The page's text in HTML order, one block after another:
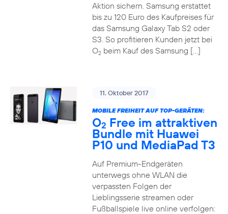
Aktion sichern. Samsung erstattet
bis zu 120 Euro des Kaufpreises für
das Samsung Galaxy Tab S2 oder
S3. So profitieren Kunden jetzt bei
O2beim Kauf des Samsung […]
11. Oktober 2017
MOBILE FREIHEIT AUF TOP-GERÄTEN:
O2 Free im attraktiven
Bundle mit Huawei
P10 und MediaPad T3
Auf Premium-Endgeräten
unterwegs ohne WLAN die
verpassten Folgen der
Lieblingsserie streamen oder
Fußballspiele live online verfolgen: